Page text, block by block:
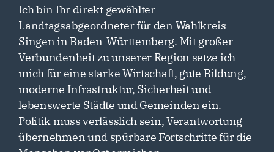
Ich bin Ihr direkt gewählter
Landtagsabgeordneter für den Wahlkreis
Singen in Baden-Württemberg. Mit großer
Verbundenheit zu unserer Region setze ich
mich für eine starke Wirtschaft, gute Bildung,
moderne Infrastruktur, Sicherheit und
lebenswerte Städte und Gemeinden ein.
Politik muss verlässlich sein, Verantwortung
übernehmen und spürbare Fortschritte für die